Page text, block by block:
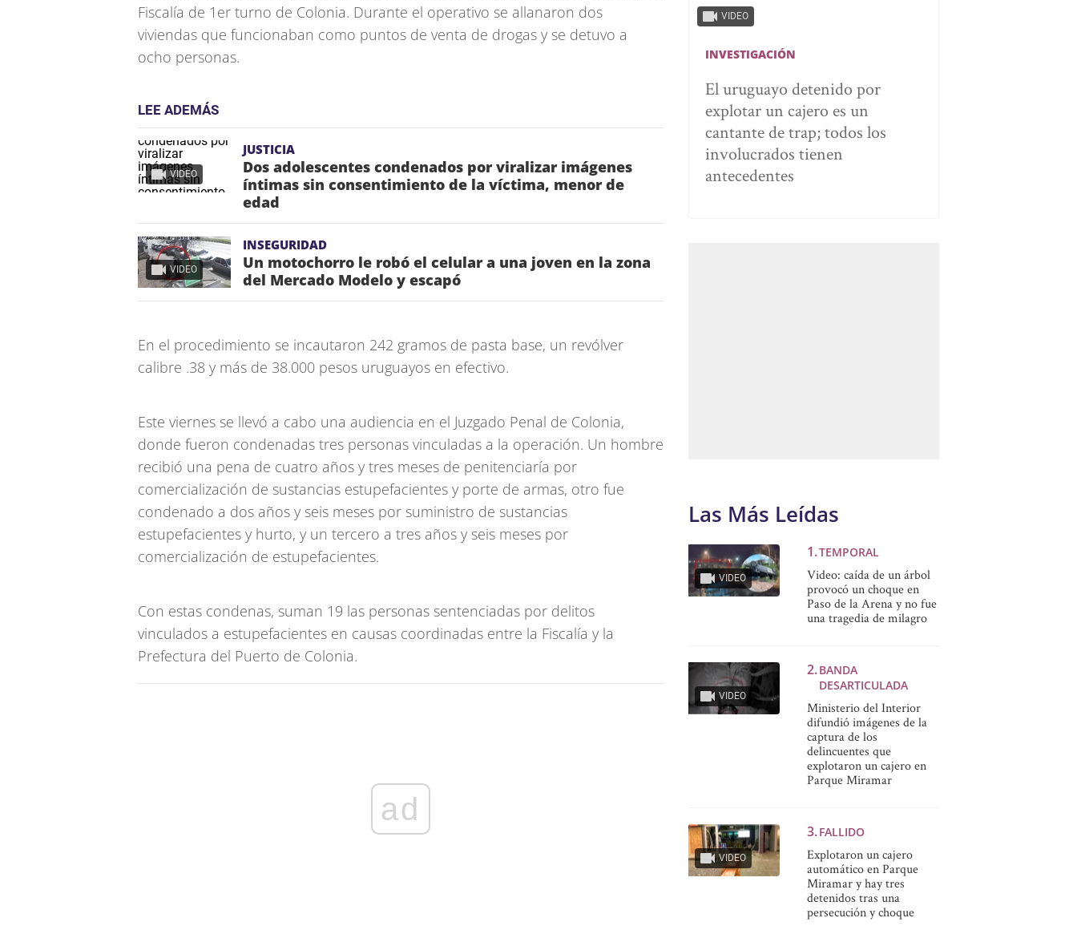
Fiscalía de 1er turno de Colonia. Durante el operativo se allanaron dos
viviendas que funcionaban como puntos de venta de drogas y se detuvo a
ocho personas.
LEE ADEMÁS
VIDEO
JUSTICIA
Dos adolescentes condenados por viralizar imágenes
íntimas sin consentimiento de la víctima, menor de
edad
VIDEO
INSEGURIDAD
Un motochorro le robó el celular a una joven en la zona
del Mercado Modelo y escapó
En el procedimiento se incautaron 242 gramos de pasta base, un revólver
calibre .38 y más de 38.000 pesos uruguayos en efectivo.
Este viernes se llevó a cabo una audiencia en el Juzgado Penal de Colonia,
donde fueron condenadas tres personas vinculadas a la operación. Un hombre
recibió una pena de cuatro años y tres meses de penitenciaría por
comercialización de sustancias estupefacientes y porte de armas, otro fue
condenado a dos años y seis meses por suministro de sustancias
estupefacientes y hurto, y un tercero a tres años y seis meses por
comercialización de estupefacientes.
Con estas condenas, suman 19 las personas sentenciadas por delitos
vinculados a estupefacientes en causas coordinadas entre la Fiscalía y la
Prefectura del Puerto de Colonia.
ad
VIDEO
INVESTIGACIÓN
El uruguayo detenido por
explotar un cajero es un
cantante de trap; todos los
involucrados tienen
antecedentes
Las Más Leídas
VIDEO
TEMPORAL
Video: caída de un árbol
provocó un choque en
Paso de la Arena y no fue
una tragedia de milagro
VIDEO
BANDA
DESARTICULADA
Ministerio del Interior
difundió imágenes de la
captura de los
delincuentes que
explotaron un cajero en
Parque Miramar
VIDEO
FALLIDO
Explotaron un cajero
automático en Parque
Miramar y hay tres
detenidos tras una
persecución y choque